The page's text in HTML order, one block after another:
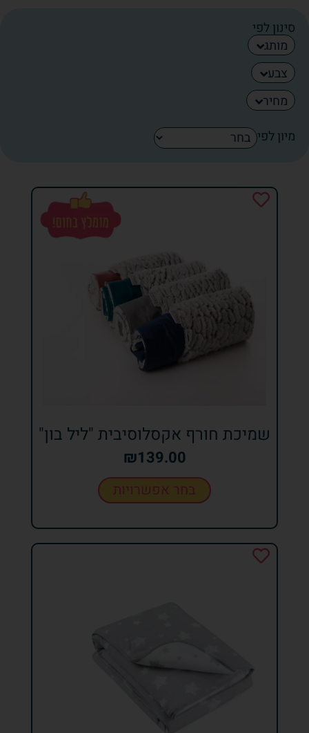
סינון לפי
מותג
צבע
מחיר
מיון לפי
שמיכת חורף אקסלוסיבית "ליל בון"
₪139.00
בחר אפשרויות